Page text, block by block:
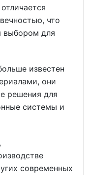
что
выбором для
известен
они
решения для
системы и
современных